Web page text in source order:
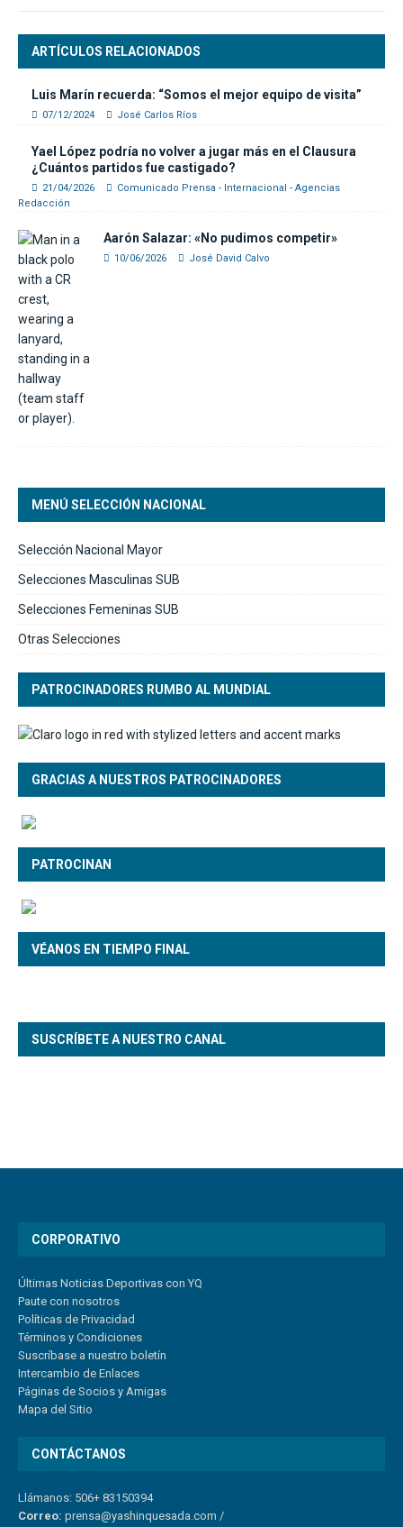
ARTÍCULOS RELACIONADOS
Luis Marín recuerda: “Somos el mejor equipo de visita”
07/12/2024 José Carlos Ríos
Yael López podría no volver a jugar más en el Clausura
¿Cuántos partidos fue castigado?
21/04/2026
Comunicado Prensa - Internacional - Agencias
Redacción
Aarón Salazar: «No pudimos competir»
10/06/2026 José David Calvo
MENÚ SELECCIÓN NACIONAL
Selección Nacional Mayor
Selecciones Masculinas SUB
Selecciones Femeninas SUB
Otras Selecciones
PATROCINADORES RUMBO AL MUNDIAL
GRACIAS A NUESTROS PATROCINADORES
PATROCINAN
VÉANOS EN TIEMPO FINAL
SUSCRÍBETE A NUESTRO CANAL
CORPORATIVO
Últimas Noticias Deportivas con YQ
Paute con nosotros
Políticas de Privacidad
Términos y Condiciones
Suscríbase a nuestro boletín
Intercambio de Enlaces
Páginas de Socios y Amigas
Mapa del Sitio
CONTÁCTANOS
Llámanos: 506+ 83150394
Correo: prensa@yashinquesada.com /